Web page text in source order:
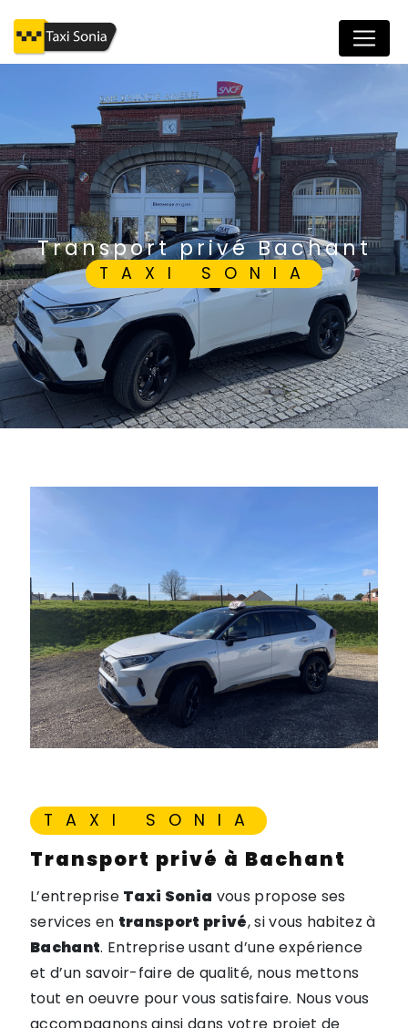
transport privé Bachant
TAXI SONIA
TAXI SONIA
transport privé à Bachant
L’entreprise Taxi Sonia vous propose ses
services en transport privé, si vous habitez à
Bachant. Entreprise usant d’une expérience
et d’un savoir-faire de qualité, nous mettons
tout en oeuvre pour vous satisfaire. Nous vous
accompagnons ainsi dans votre projet de